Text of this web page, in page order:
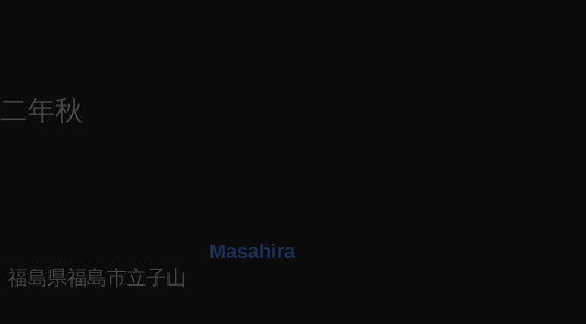
年秋
福島県福島市立子山
Masahira